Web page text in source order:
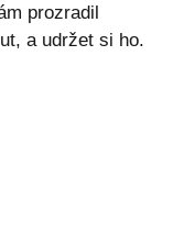
prozradil
a udržet si ho.